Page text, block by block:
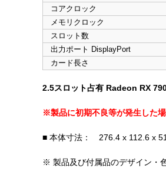
コアクロック
メモリクロック
スロット数
出力ポート DisplayPort
カード長さ
2.5スロット占有 Radeon RX
※製品に初期不良等が発生した
■ 本体寸法： 276.4 x 112.6 x
※ 製品及び付属品のデザイン・